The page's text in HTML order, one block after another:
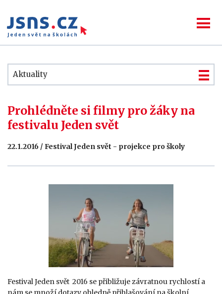
Aktuality
Prohlédněte si filmy pro žáky na
festivalu Jeden svět
22.1.2016 / Festival Jeden svět - projekce pro školy
Festival Jeden svět 2016 se přibližuje závratnou rychlostí a